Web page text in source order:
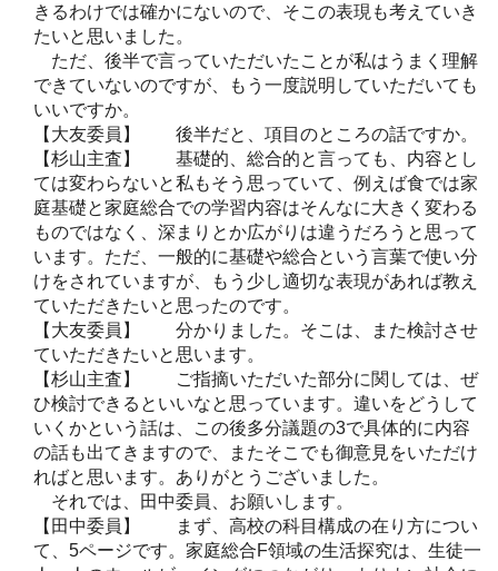
きるわけでは確かにないので、そこの表現も考えていき
たいと思いました。
ただ、後半で言っていただいたことが私はうまく理解
できていないのですが、もう一度説明していただいても
いいですか。
【大友委員】 後半だと、項目のところの話ですか。
【杉山主査】 基礎的、総合的と言っても、内容とし
ては変わらないと私もそう思っていて、例えば食では家
庭基礎と家庭総合での学習内容はそんなに大きく変わる
ものではなく、深まりとか広がりは違うだろうと思って
います。ただ、一般的に基礎や総合という言葉で使い分
けをされていますが、もう少し適切な表現があれば教え
ていただきたいと思ったのです。
【大友委員】 分かりました。そこは、また検討させ
ていただきたいと思います。
【杉山主査】 ご指摘いただいた部分に関しては、ぜ
ひ検討できるといいなと思っています。違いをどうして
いくかという話は、この後多分議題の3で具体的に内容
の話も出てきますので、またそこでも御意見をいただけ
ればと思います。ありがとうございました。
それでは、田中委員、お願いします。
【田中委員】 まず、高校の科目構成の在り方につい
て、5ページです。家庭総合F領域の生活探究は、生徒一